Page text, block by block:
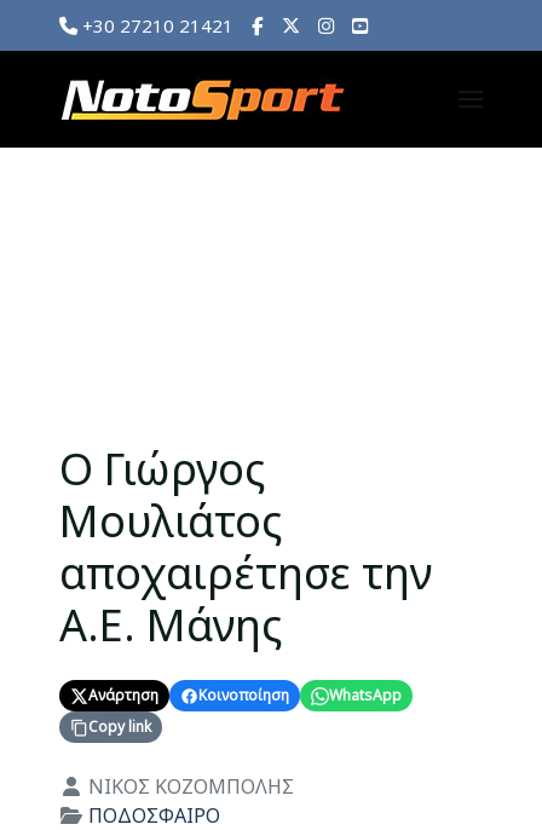
+30 27210 21421
Ο Γιώργος
Μουλιάτος
αποχαιρέτησε την
Α.Ε. Μάνης
Ανάρτηση Κοινοποίηση
WhatsApp
Copy link
Λεπτομέρειες
ΝΙΚΟΣ ΚΟΖΟΜΠΟΛΗΣ
ΠΟΔΟΣΦΑΙΡΟ